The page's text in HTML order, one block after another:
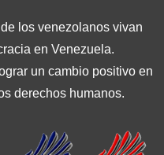
los venezolanos vivan
en Venezuela.
un cambio positivo en
derechos humanos.